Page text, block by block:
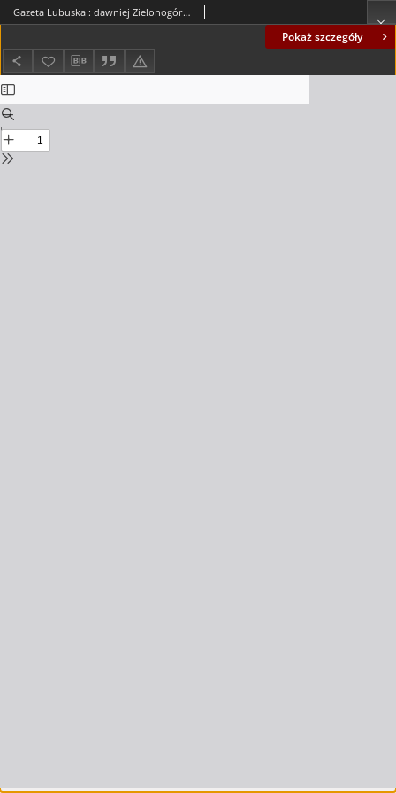
Pokaż szczegóły
Gazeta Lubuska : dawniej Zielonogórska-Gorzowska R. XLII [właśc. XLIII], nr 52 (3 marca 1994). - Wyd. 1